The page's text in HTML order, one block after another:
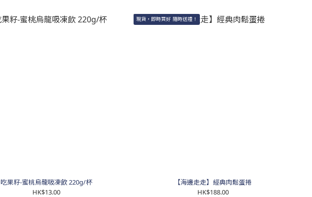
吃果籽-蜜桃烏龍吸凍飲 220g/杯
HK$13.00
現貨，即時買好 隨時送禮！
【海邊走走】經典肉鬆蛋捲
HK$188.00